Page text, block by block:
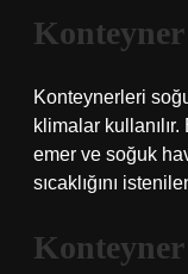
Konteyner
Konteynerleri
klimalar
emer ve soğuk
sıcaklığını
Konteyner